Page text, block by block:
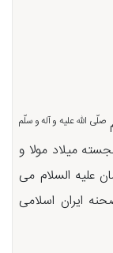
الله علیه و آله و سلّم
میلاد مولا و
السلام می
ایران اسلامی